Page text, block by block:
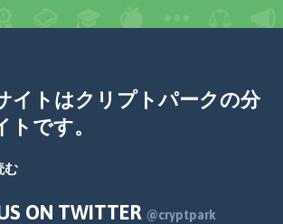
イトはクリプトパークの分
トです。
む
ON TWITTER @cryptpark